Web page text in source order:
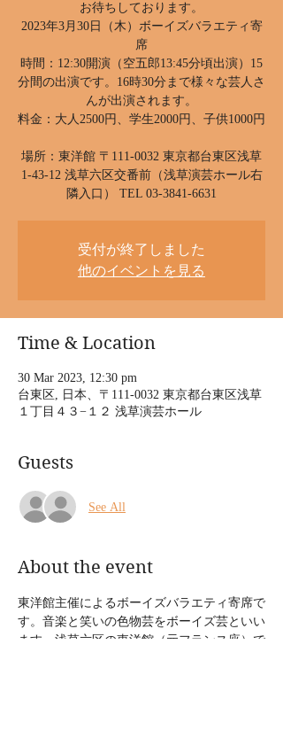
お待ちしております。
2023年3月30日（木）ボーイズバラエティ寄
席
時間：12:30開演（空五郎13:45分頃出演）15
分間の出演です。16時30分まで様々な芸人さ
んが出演されます。
料金：大人2500円、学生2000円、子供1000円
場所：東洋館 〒111-0032 東京都台東区浅草
1-43-12 浅草六区交番前（浅草演芸ホール右
受付が終了しました
他のイベントを見る
Time & Location
30 Mar 2023, 12:30 pm
台東区, 日本、〒111-0032 東京都台東区浅草
１丁目４３−１２ 浅草演芸ホール
Guests
See All
About the event
東洋館主催によるボーイズバラエティ寄席で
す。音楽と笑いの色物芸をボーイズ芸といい
ます。浅草六区の東洋館（元フランス座）で